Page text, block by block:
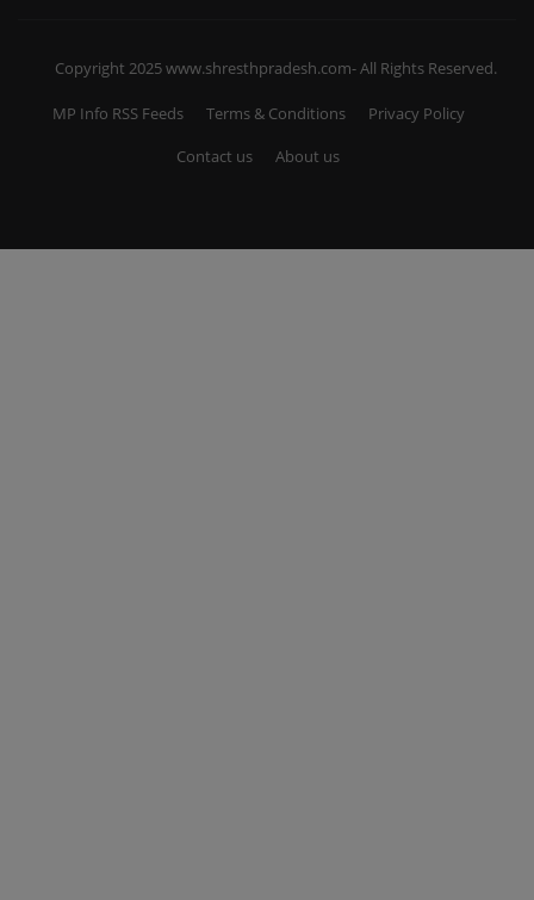
Copyright 2025 www.shresthpradesh.com- All Rights Reserved.
MP Info RSS Feeds Terms & Conditions
Privacy Policy
Contact us
About us